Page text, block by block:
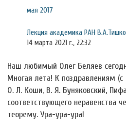
мая 2017
Лекция академика РАН
14 марта 2021 г., 22:32
Наш любимый Олег Беляев
Многая лета! К поздравлениям (с
О. Л. Коши, В. Я. Буняковский,
соответствующего неравенства
теорему. Ура-ура-ура!